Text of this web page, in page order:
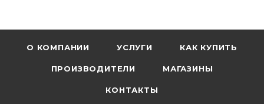
О КОМПАНИИ УСЛУГИ КАК КУПИТЬ
ПРОИЗВОДИТЕЛИ МАГАЗИНЫ
КОНТАКТЫ